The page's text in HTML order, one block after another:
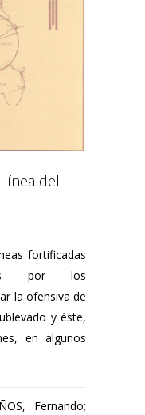
del
fortificadas
por los
la ofensiva de
y éste,
en algunos
Fernando;